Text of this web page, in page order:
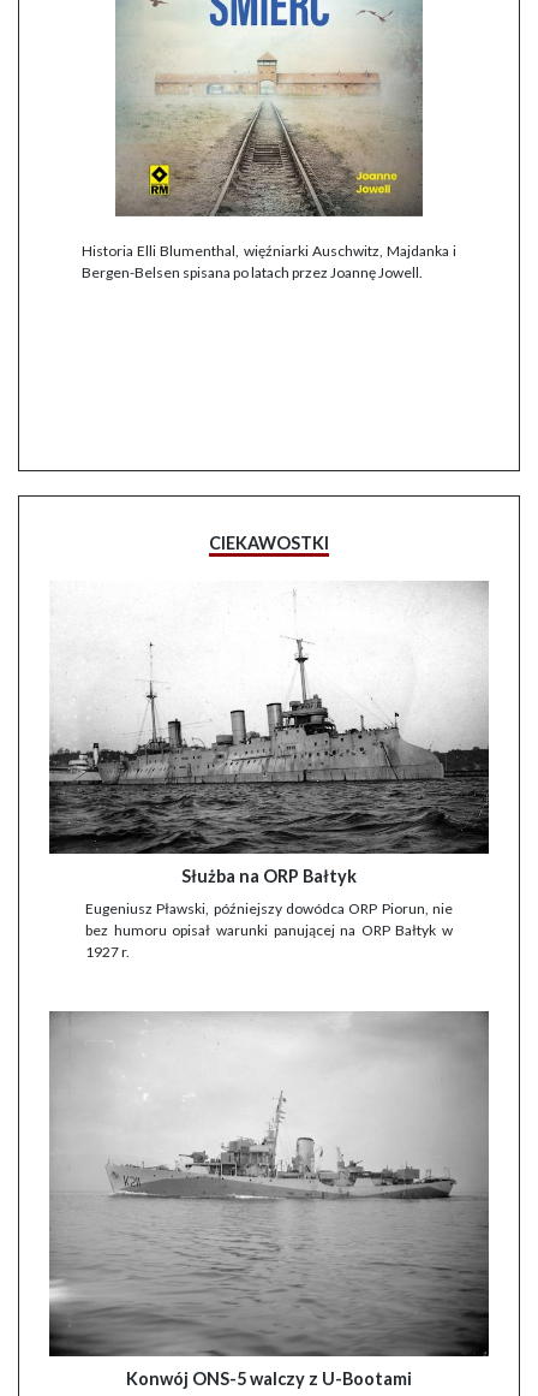
Historia Elli Blumenthal, więźniarki Auschwitz, Majdanka i
Bergen-Belsen spisana po latach przez Joannę Jowell.
CIEKAWOSTKI
Służba na ORP Bałtyk
Eugeniusz Pławski, późniejszy dowódca ORP Piorun, nie
bez humoru opisał warunki panującej na ORP Bałtyk w
1927 r.
Konwój ONS-5 walczy z U-Bootami